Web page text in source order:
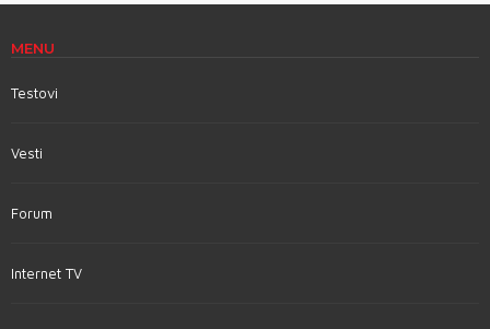
MENU
Testovi
Vesti
Forum
Internet TV